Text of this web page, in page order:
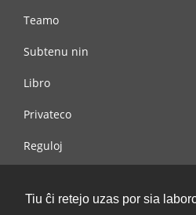
Tiu ĉi retejo uzas por sia
Teamo
Subtenu nin
Libro
Privateco
Reguloj